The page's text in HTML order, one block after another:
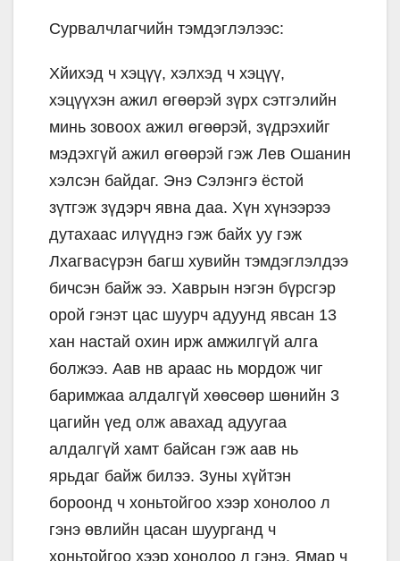
Сурвалчлагчийн тэмдэглэлээс:
Хйихэд ч хэцүү, хэлхэд ч хэцүү,
хэцүүхэн ажил өгөөрэй зүрх сэтгэлийн
минь зовоох ажил өгөөрэй, зүдрэхийг
мэдэхгүй ажил өгөөрэй гэж Лев Ошанин
хэлсэн байдаг. Энэ Сэлэнгэ ёстой
зүтгэж зүдэрч явна даа. Хүн хүнээрээ
дутахаас илүүднэ гэж байх уу гэж
Лхагвасүрэн багш хувийн тэмдэглэлдээ
бичсэн байж ээ. Хаврын нэгэн бүрсгэр
орой гэнэт цас шуурч адуунд явсан 13
хан настай охин ирж амжилгүй алга
болжээ. Аав нв араас нь мордож чиг
баримжаа алдалгүй хөөсөөр шөнийн 3
цагийн үед олж авахад адуугаа
алдалгүй хамт байсан гэж аав нь
ярьдаг байж билээ. Зуны хүйтэн
бороонд ч хоньтойгоо хээр хонолоо л
гэнэ өвлийн цасан шуурганд ч
хоньтойгоо хээр хонолоо л гэнэ. Ямар ч